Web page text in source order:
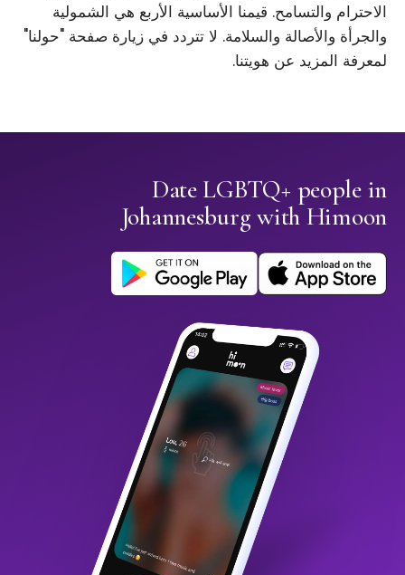
الاحترام والتسامح. قيمنا الأساسية الأربع هي الشمولية
والجرأة والأصالة والسلامة. لا تتردد في زيارة صفحة "حولنا"
لمعرفة المزيد عن هويتنا.
Date LGBTQ+ people in
Johannesburg with Himoon